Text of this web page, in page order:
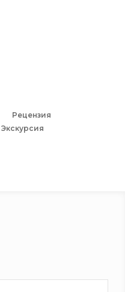
Рецензия
Экскурсия